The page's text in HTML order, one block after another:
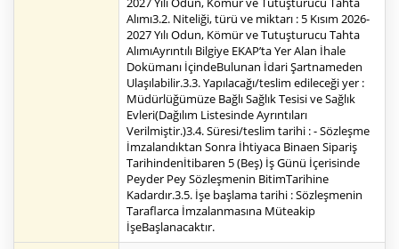
Alımı3.2. Niteliği, türü ve miktarı : 5 Kısım 2026-
2027 Yılı Odun, Kömür ve Tutuşturucu Tahta
AlımıAyrıntılı Bilgiye EKAP’ta Yer Alan İhale
Dokümanı İçindeBulunan İdari Şartnameden
Ulaşılabilir.3.3. Yapılacağı/teslim edileceği yer :
Müdürlüğümüze Bağlı Sağlık Tesisi ve Sağlık
Evleri(Dağılım Listesinde Ayrıntıları
Verilmiştir.)3.4. Süresi/teslim tarihi : - Sözleşme
İmzalandıktan Sonra İhtiyaca Binaen Sipariş
Tarihindenİtibaren 5 (Beş) İş Günü İçerisinde
Peyder Pey Sözleşmenin BitimTarihine
Kadardır.3.5. İşe başlama tarihi : Sözleşmenin
Taraflarca İmzalanmasına Müteakip
İşeBaşlanacaktır.